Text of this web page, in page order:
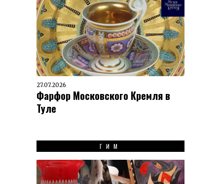
27.07.2026
Фарфор Московского Кремля в
Туле
ГИМ